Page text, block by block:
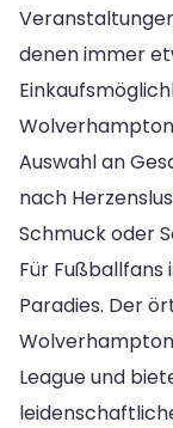
denen immer
Auswahl an
nach
Schmuck oder
Für
Paradies. Der
League und